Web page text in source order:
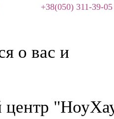
+38(050) 311-39-05
о вас и
центр